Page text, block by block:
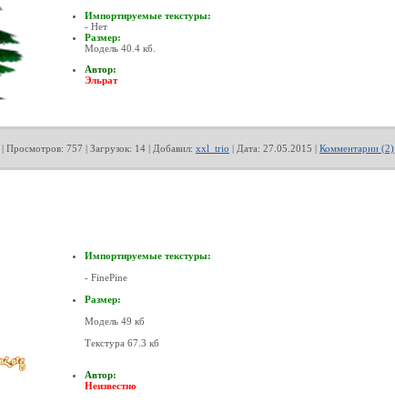
Импортируемые текстуры:
- Нет
Размер:
Модель 40.4 кб.
Автор:
Эльрат
| Просмотров: 757 | Загрузок: 14 | Добавил: xxl_trio | Дата: 27.05.2015 | Комментарии (2)
Импортируемые текстуры:
- FinePine
Размер:
Модель 49 кб
Текстура 67.3 кб
Автор:
Неизвестно